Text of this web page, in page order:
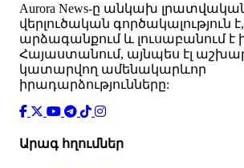
Аurora News-ը անկախ
վերլուծական գործակալություն
արձագանքում և լուսաբանում է
Հայաստանում, այնպես էլ
կատարվող ամենակարևոր
իրադարձությունները:
Արագ հղումներ